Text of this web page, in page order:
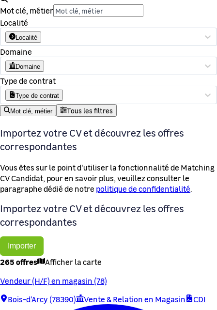
Mot clé, métier
Localité
Localité
Domaine
Domaine
Type de contrat
Type de contrat
Mot clé, métier Tous les filtres
Importez votre CV et découvrez les offres
correspondantes
Vous êtes sur le point d'utiliser la fonctionnalité de Matching
CV Candidat, pour en savoir plus, veuillez consulter le
paragraphe dédié de notre politique de confidentialité.
Importez votre CV et découvrez les offres
correspondantes
Importer
265 offres
Afficher la carte
Vendeur (H/F) en magasin (78)
Bois-d'Arcy (78390)
Vente & Relation en Magasin CDI